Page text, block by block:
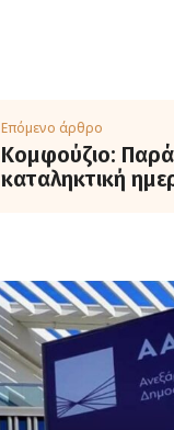
Επόμενο άρθρο
Κομφούζιο:
καταληκτική